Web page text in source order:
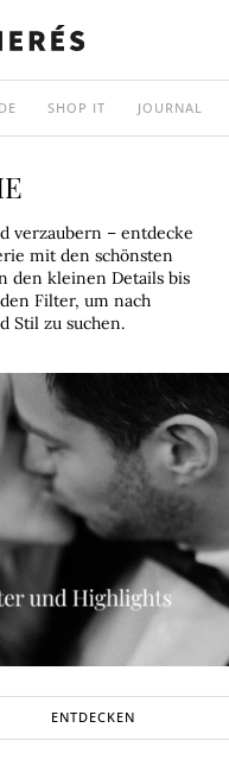
SHOP IT JOURNAL
verzaubern – entdecke
mit den schönsten
den kleinen Details bis
Filter, um nach
Stil zu suchen.
ENTDECKEN